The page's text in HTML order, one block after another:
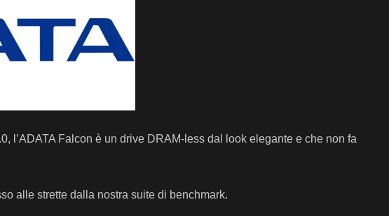
l’ADATA Falcon è un drive DRAM-less dal look elegante e che non fa
alle strette dalla nostra suite di benchmark.